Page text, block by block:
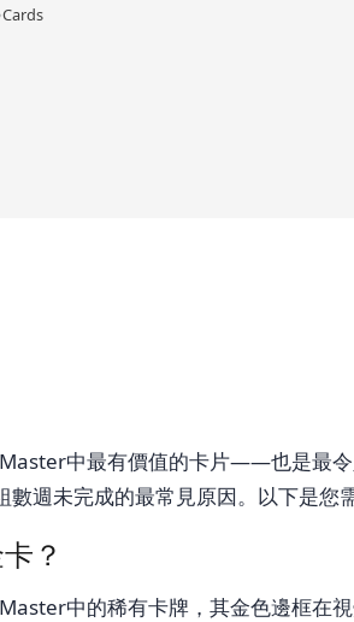
›Cards
中最有價值的卡片——也是最令
數週未完成的最常見原因。以下是您
？
中的稀有卡牌，其金色邊框在